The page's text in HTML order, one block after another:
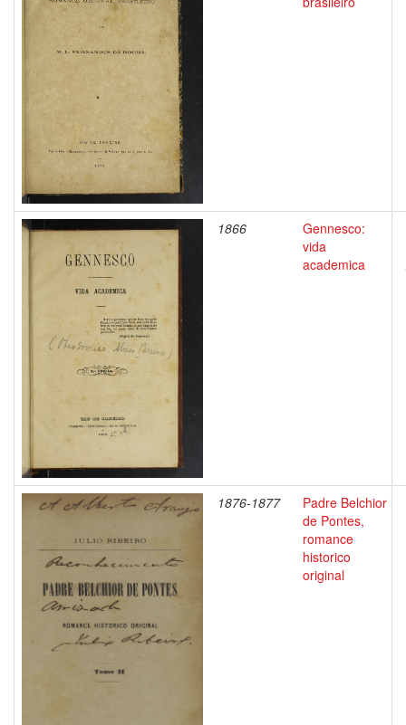
1866
Gennesco:
vida
academica
1876-1877
Padre Belchior
de Pontes,
romance
historico
original